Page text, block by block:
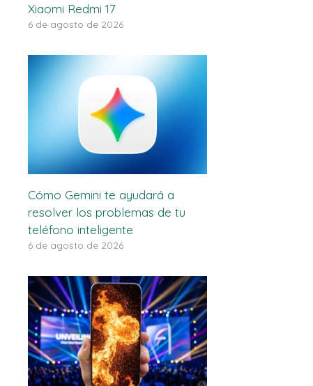
Xiaomi Redmi 17
6 de agosto de 2026
Cómo Gemini te ayudará a
resolver los problemas de tu
teléfono inteligente
6 de agosto de 2026